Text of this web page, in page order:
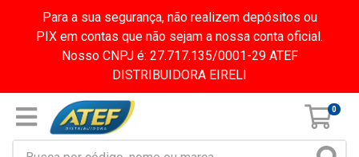
Para a sua segurança, não realizem depósitos ou
PIX em contas que não sejam a nossa conta oficial.
Nosso CNPJ é: 27.717.135/0001-29 ATEF
DISTRIBUIDORA EIRELI
0